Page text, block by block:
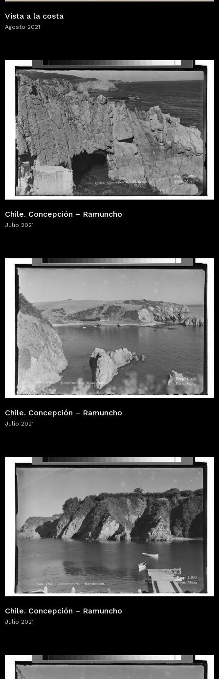
Vista a la costa
Agosto 2021
Chile. Concepción – Ramuncho
Julio 2021
Chile. Concepción – Ramuncho
Julio 2021
Chile. Concepción – Ramuncho
Julio 2021